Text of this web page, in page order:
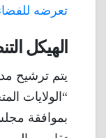
تعرضه
الهيكل
يتم ترشيح
“الولايات
بموافقة